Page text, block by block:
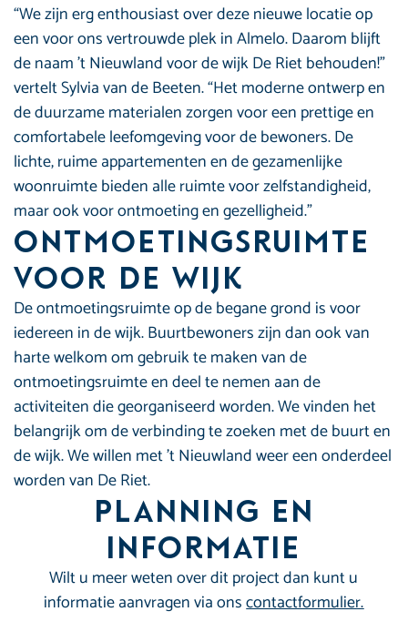
“We zijn erg enthousiast over deze nieuwe locatie op
een voor ons vertrouwde plek in Almelo. Daarom blijft
de naam ’t Nieuwland voor de wijk De Riet behouden!”
vertelt Sylvia van de Beeten. “Het moderne ontwerp en
de duurzame materialen zorgen voor een prettige en
comfortabele leefomgeving voor de bewoners. De
lichte, ruime appartementen en de gezamenlijke
woonruimte bieden alle ruimte voor zelfstandigheid,
maar ook voor ontmoeting en gezelligheid.”
Ontmoetingsruimte
voor de wijk
De ontmoetingsruimte op de begane grond is voor
iedereen in de wijk. Buurtbewoners zijn dan ook van
harte welkom om gebruik te maken van de
ontmoetingsruimte en deel te nemen aan de
activiteiten die georganiseerd worden. We vinden het
belangrijk om de verbinding te zoeken met de buurt en
de wijk. We willen met ’t Nieuwland weer een onderdeel
worden van De Riet.
Planning en
informatie
Wilt u meer weten over dit project dan kunt u
informatie aanvragen via onscontactformulier.